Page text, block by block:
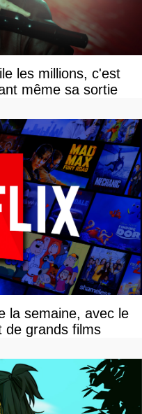
les millions, c'est
même sa sortie
la semaine, avec le
de grands films